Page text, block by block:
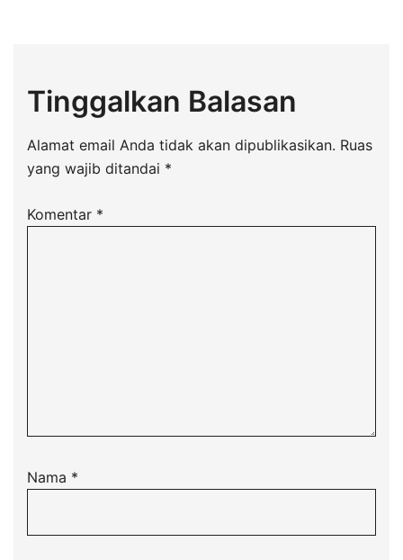
Tinggalkan Balasan
Alamat email Anda tidak akan dipublikasikan. Ruas
yang wajib ditandai *
Komentar *
Nama *